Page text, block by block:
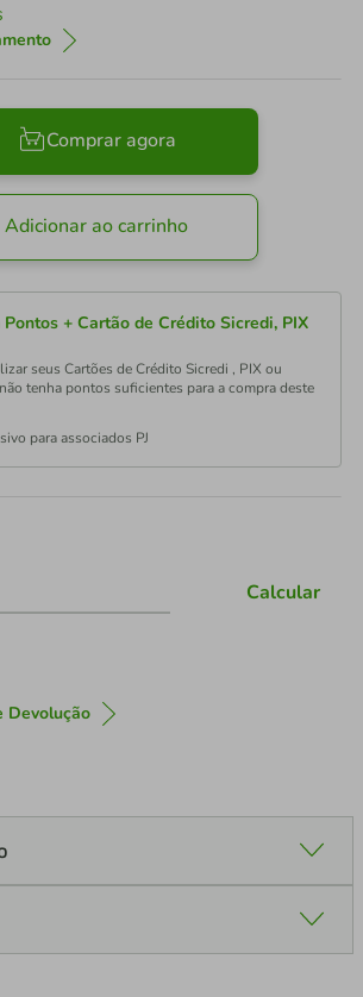
Comprar agora
Adicionar ao carrinho
Pontos + Cartão de Crédito Sicredi, PIX
seus Cartões de Crédito Sicredi , PIX ou
tenha pontos suficientes para a compra deste
para associados PJ
Calcular
Devolução